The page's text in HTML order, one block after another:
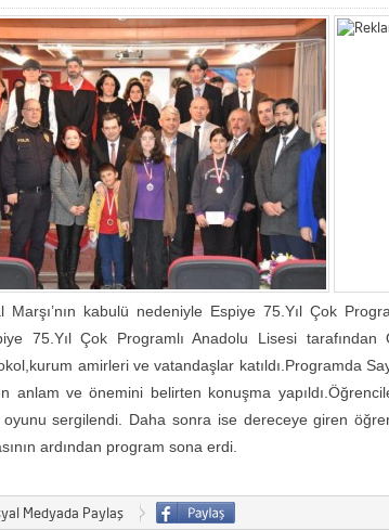
kabulü nedeniyle Espiye 75.Yıl Çok
75.Yıl Çok Programlı Anadolu Lisesi
amirleri ve vatandaşlar katıldı.Programda
anlam ve önemini belirten konuşma
sergilendi. Daha sonra ise dereceye giren
ardından program sona erdi.
Medyada Paylaş